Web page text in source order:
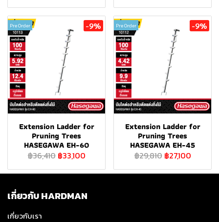
Pre Order -9%
Extension Ladder for
Pruning Trees
HASEGAWA EH-60
฿36,410 ฿33,100
Pre Order -9%
Extension Ladder for
Pruning Trees
HASEGAWA EH-45
฿29,810 ฿27,100
เกี่ยวกับ HARDMAN
เกี่ยวกับเรา